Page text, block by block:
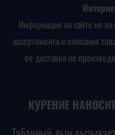
Информация на сайте не
ассортимента и описания
ее доставка не
КУРЕНИЕ